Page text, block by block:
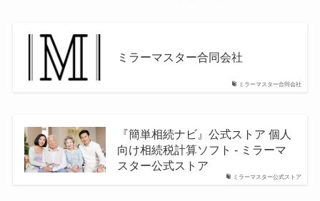
ミラーマスター合同会社
ミラーマスター合同会社
ミラーマスター公式ストア
『簡単相続ナビ』公式ストア 個人
向け相続税計算ソフト - ミラーマ
スター公式ストア